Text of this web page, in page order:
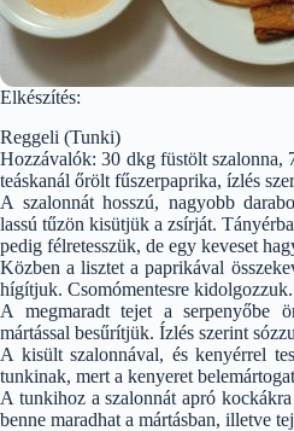
Elkészítés:
Reggeli (Tunki)
Hozzávalók: 30 dkg füstölt szalonna,
teáskanál őrölt fűszerpaprika, ízlés
A szalonnát hosszú, nagyobb
lassú tűzön kisütjük a zsírját.
pedig félretesszük, de egy keveset
Közben a lisztet a paprikával
hígítjuk. Csomómentesre kidolgozzuk.
A megmaradt tejet a serpenyőbe
mártással besűrítjük. Ízlés szerint
A kisült szalonnával, és kenyérrel
tunkinak, mert a kenyeret
A tunkihoz a szalonnát apró
benne maradhat a mártásban, illetve